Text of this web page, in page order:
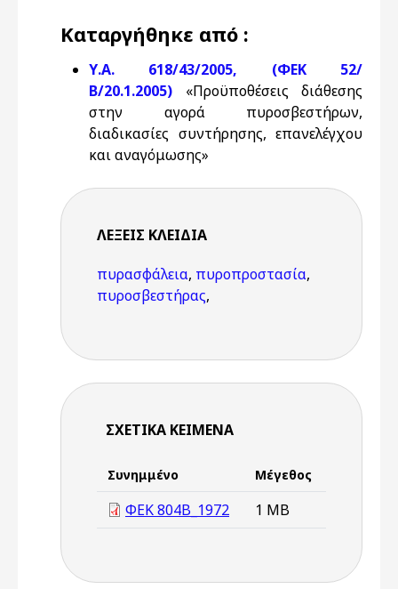
Καταργήθηκε από :
Υ.Α. 618/43/2005, (ΦΕΚ 52/
Β/20.1.2005) «Προϋποθέσεις διάθεσης
στην αγορά πυροσβεστήρων,
διαδικασίες συντήρησης, επανελέγχου
και αναγόμωσης»
ΛΈΞΕΙΣ KΛΕΙΔΙΆ
πυρασφάλεια, πυροπροστασία,
πυροσβεστήρας,
ΣΧΕΤΙΚΆ ΚΕΊΜΕΝΑ
Συνημμένο Μέγεθος
ΦΕΚ 804Β_1972 1 MB